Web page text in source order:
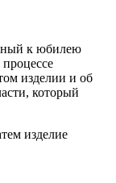
к юбилею
изделии и об
который
изделие